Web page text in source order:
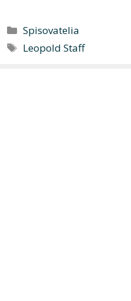
Kategórie
Spisovatelia
Značky
Leopold Staff